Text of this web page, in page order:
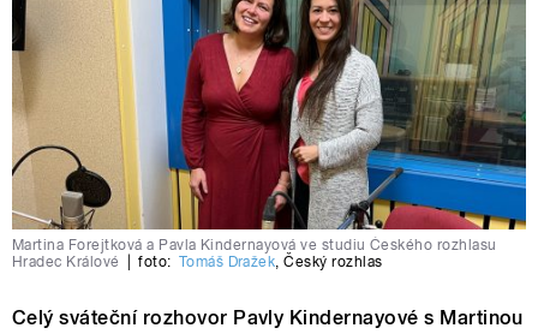
Martina Forejtková a Pavla Kindernayová ve studiu Českého rozhlasu
Hradec Králové
foto: Tomáš Dražek,Český rozhlas
Celý sváteční rozhovor Pavly Kindernayové s Martinou